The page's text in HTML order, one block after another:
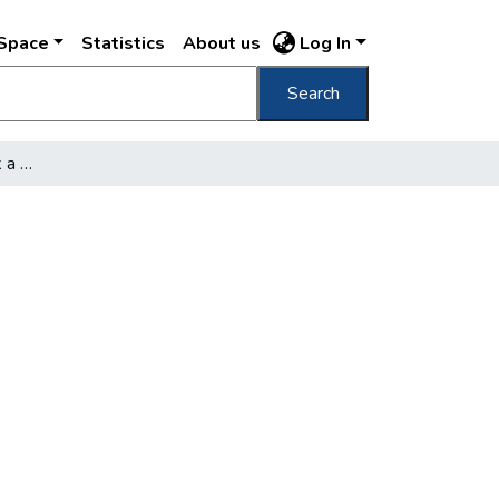
Statistics About us Log In
Search
Vasárnapra park születik a Kálvin-téren